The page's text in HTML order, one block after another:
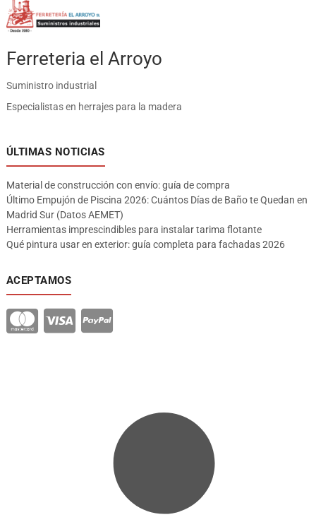
Ferreteria el Arroyo
Suministro industrial
Especialistas en herrajes para la madera
ÚLTIMAS NOTICIAS
Material de construcción con envío: guía de compra
Último Empujón de Piscina 2026: Cuántos Días de Baño te Quedan en
Madrid Sur (Datos AEMET)
Herramientas imprescindibles para instalar tarima flotante
Qué pintura usar en exterior: guía completa para fachadas 2026
ACEPTAMOS